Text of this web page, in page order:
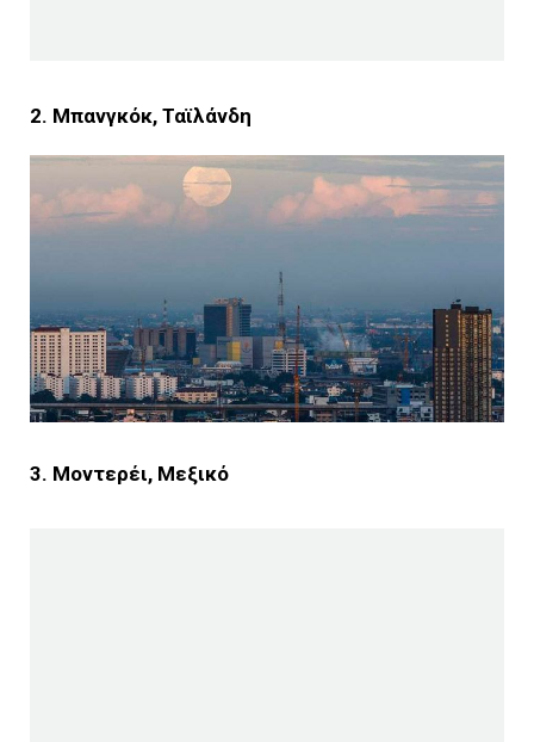
2. Μπανγκόκ, Ταϊλάνδη
3. Μοντερέι, Μεξικό